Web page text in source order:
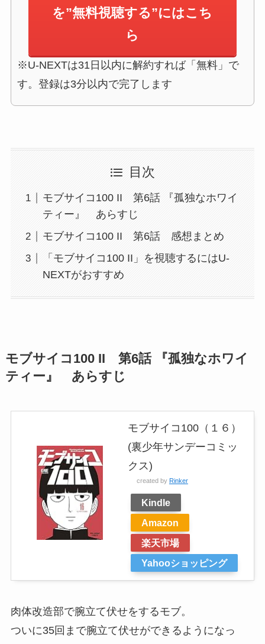
を”無料視聴する”にはこち
ら
※U-NEXTは31日以内に解約すれば「無料」で
す。登録は3分以内で完了します
目次
モブサイコ100 II 第6話 『孤独なホワイ
ティー』 あらすじ
モブサイコ100 II 第6話 感想まとめ
「モブサイコ100 II」を視聴するにはU-
NEXTがおすすめ
モブサイコ100 II 第6話 『孤独なホワイ
ティー』 あらすじ
モブサイコ100（１６）
(裏少年サンデーコミッ
クス)
created by Rinker
Kindle
Amazon
楽天市場
Yahooショッピング
肉体改造部で腕立て伏せをするモブ。
ついに35回まで腕立て伏せができるようになっ